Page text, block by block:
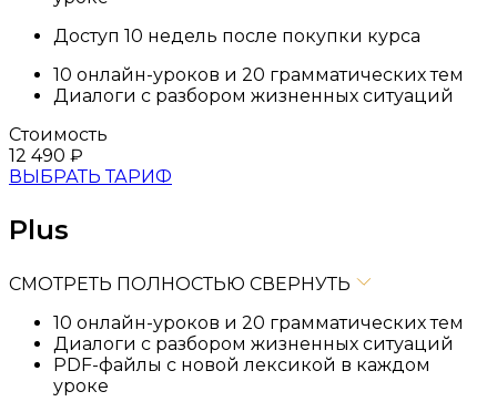
Доступ 10 недель после покупки курса
10 онлайн-уроков и 20 грамматических тем
Диалоги с разбором жизненных ситуаций
Стоимость
12 490 ₽
ВЫБРАТЬ ТАРИФ
Plus
СМОТРЕТЬ ПОЛНОСТЬЮ СВЕРНУТЬ
10 онлайн-уроков и 20 грамматических тем
Диалоги с разбором жизненных ситуаций
PDF-файлы с новой лексикой в каждом
уроке